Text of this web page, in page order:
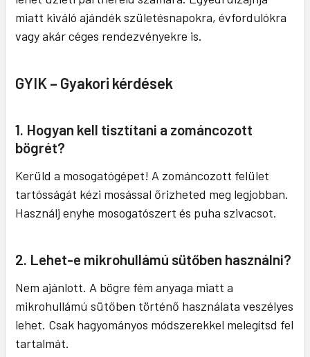
miatt kiváló ajándék születésnapokra, évfordulókra
vagy akár céges rendezvényekre is.
GYIK – Gyakori kérdések
1. Hogyan kell tisztítani a zománcozott
bögrét?
Kerüld a mosogatógépet! A zománcozott felület
tartósságát kézi mosással őrizheted meg legjobban.
Használj enyhe mosogatószert és puha szivacsot.
2. Lehet-e mikrohullámú sütőben használni?
Nem ajánlott. A bögre fém anyaga miatt a
mikrohullámú sütőben történő használata veszélyes
lehet. Csak hagyományos módszerekkel melegítsd fel
tartalmát.